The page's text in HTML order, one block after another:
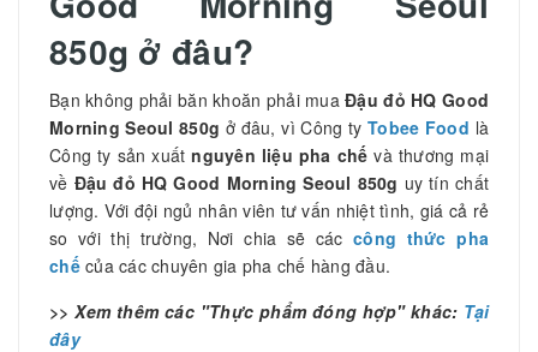
850g ở đâu?
Bạn không phải băn khoăn phải muaĐậu đỏ HQ Good
Morning Seoul 850g ở đâu, vì Công ty Tobee Food là
Công ty sản xuất nguyên liệu pha chế và thương mại
về Đậu đỏ HQ Good Morning Seoul 850g uy tín chất
lượng. Với đội ngủ nhân viên tư vấn nhiệt tình, giá cả rẻ
so với thị trường, Nơi chia sẽ cáccông thức pha
chếcủa các chuyên gia pha chế hàng đầu.
>> Xem thêm các "Thực phẩm đóng hợp" khác: Tại
đây